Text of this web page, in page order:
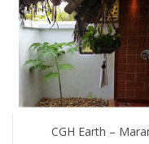
CGH Earth –